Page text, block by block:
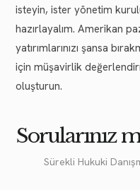
isteyin, ister yönetim
hazırlayalım. Amerikan
yatırımlarınızı şansa
için müşavirlik
oluşturun.
Sorularınız
Sürekli Hukuki